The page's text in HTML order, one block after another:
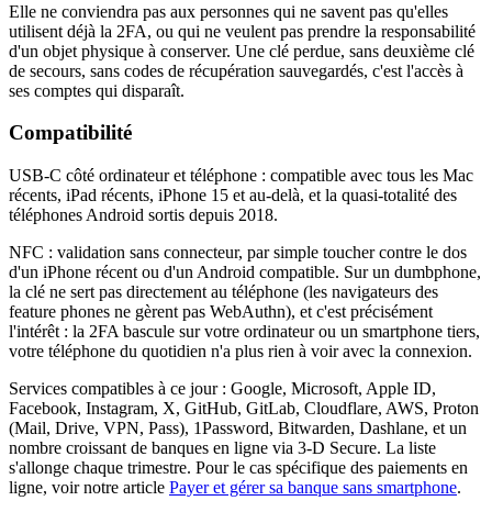
Elle ne conviendra pas aux personnes qui ne savent pas qu'elles
utilisent déjà la 2FA, ou qui ne veulent pas prendre la responsabilité
d'un objet physique à conserver. Une clé perdue, sans deuxième clé
de secours, sans codes de récupération sauvegardés, c'est l'accès à
ses comptes qui disparaît.
Compatibilité
USB-C côté ordinateur et téléphone : compatible avec tous les Mac
récents, iPad récents, iPhone 15 et au-delà, et la quasi-totalité des
téléphones Android sortis depuis 2018.
NFC : validation sans connecteur, par simple toucher contre le dos
d'un iPhone récent ou d'un Android compatible. Sur un dumbphone,
la clé ne sert pas directement au téléphone (les navigateurs des
feature phones ne gèrent pas WebAuthn), et c'est précisément
l'intérêt : la 2FA bascule sur votre ordinateur ou un smartphone tiers,
votre téléphone du quotidien n'a plus rien à voir avec la connexion.
Services compatibles à ce jour : Google, Microsoft, Apple ID,
Facebook, Instagram, X, GitHub, GitLab, Cloudflare, AWS, Proton
(Mail, Drive, VPN, Pass), 1Password, Bitwarden, Dashlane, et un
nombre croissant de banques en ligne via 3-D Secure. La liste
s'allonge chaque trimestre. Pour le cas spécifique des paiements en
ligne, voir notre article Payer et gérer sa banque sans smartphone.